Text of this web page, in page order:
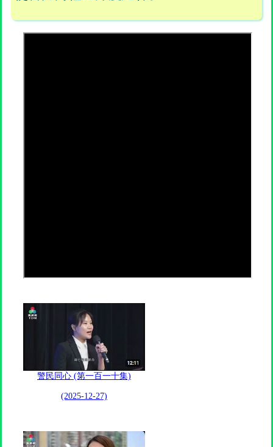
警民同心 (第一百一十集)
(2025-12-27)